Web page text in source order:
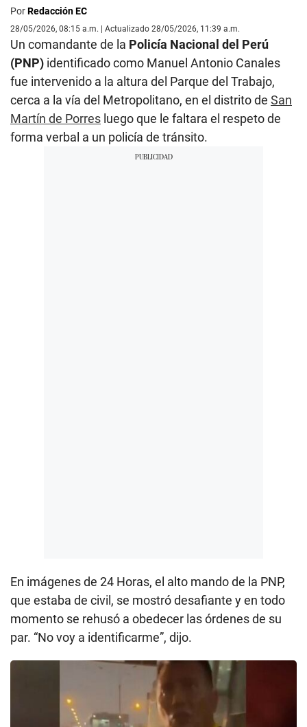
PorRedacción EC
28/05/2026, 08:15 a.m. | Actualizado 28/05/2026, 11:39 a.m.
Un comandante de la Policía Nacional del Perú
(PNP) identificado como Manuel Antonio Canales
fue intervenido a la altura del Parque del Trabajo,
cerca a la vía del Metropolitano, en el distrito de San
Martín de Porres luego que le faltara el respeto de
forma verbal a un policía de tránsito.
En imágenes de 24 Horas, el alto mando de la PNP,
que estaba de civil, se mostró desafiante y en todo
momento se rehusó a obedecer las órdenes de su
par. “No voy a identificarme”, dijo.